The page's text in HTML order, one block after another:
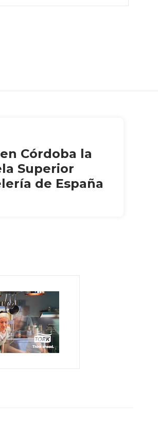
Córdoba la
Superior
de España